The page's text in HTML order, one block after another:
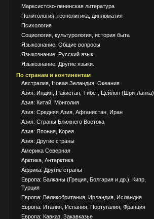
Марксистско-ленинская литература
Политология, геополитика, дипломатия
Психология
Социология, культурология, история быта
Языкознание. Общие вопросы
Языкознание. Русский язык.
Языкознание. Другие языки.
По странам и континентам
Австралия, Новая Зеландия, Океания
Азия: Индия, Пакистан, Тибет, Цейлон (Шри-Ланка)
Азия: Китай, Монголия
Азия: Средняя Азия, Афганистан, Иран
Азия: Страны Ближнего Востока
Азия: Япония, Корея
Азия: Другие страны
Америка Северная
Арктика, Антарктика
Африка: Другие страны
Европа: Балканы (Греция, Болгария и др.), Кипр,
Турция
Европа: Великобритания, Ирландия, Исландия
Европа: Италия, Испания, Португалия, Франция
Европа: Кавказ, Закавказье